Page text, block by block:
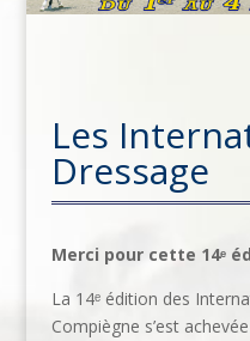
Les
Dressage
Merci pour cette 14ᵉ
La 14ᵉ édition des
Compiègne s’est